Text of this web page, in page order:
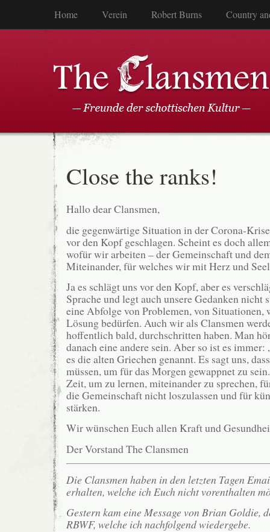
Home Verein Robert Burns Country
Close the ranks!
Hallo dear Clansmen,
die gegenwärtige Situation in der Corona-
vor den Kopf geschlagen. Scheint es doch
wofür wir arbeiten – der Gemeinschaft und
Miteinander, für welches wir mit Herz und
Ja es schlägt uns vor den Kopf, aber es
Sprache und legt auch unsere Gedanken nicht
eine Abfolge von Problemen, von Situationen,
Lösung bedürfen. Auch wir als Clansmen
hoffentlich bald, durchschritten haben. Man
danach eine andere sein. Aber so ist es immer:
es die alten Griechen genannt. Es sagt uns,
müssen, um für das Morgen gewappnet zu
Zeit, um zu lernen, miteinander zu sprechen,
die Gemeinschaft nicht loszulassen und für
stärken.
Wir wünschen Euch allen Kraft und
Der Vorstand The Clansmen
Die Clansmen haben in den letzten Tagen
erhalten, welche ich Euch nicht vorenthalten
Gestern kam eine Message von Brian Goldie,
RBWF, welche ich nachfolgend wiedergebe.